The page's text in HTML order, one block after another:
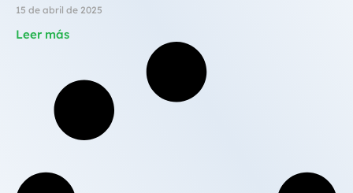
15 de abril de 2025
Leer más